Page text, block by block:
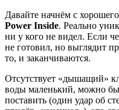
Давайте начнём с
Power Inside. Реально
ни у кого не видел. Если
не готовил, но выглядит
то, и заканчиваются.
Отсутствует «дышащий»
воды маленький, можно
поставить (один удар об